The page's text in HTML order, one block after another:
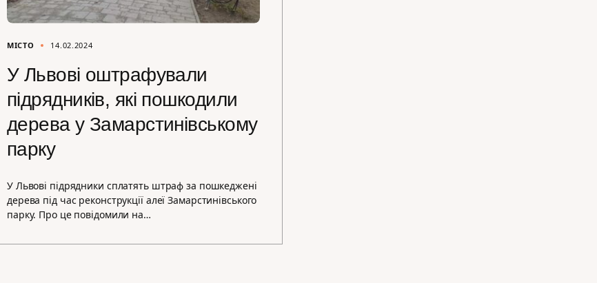
МІСТО 14.02.2024
У Львові оштрафували
підрядників, які пошкодили
дерева у Замарстинівському
парку
У Львові підрядники сплатять штраф за пошкеджені
дерева під час реконструкції алеї Замарстинівського
парку. Про це повідомили на…